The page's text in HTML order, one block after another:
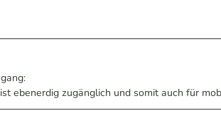
ebenerdig zugänglich und somit auch für